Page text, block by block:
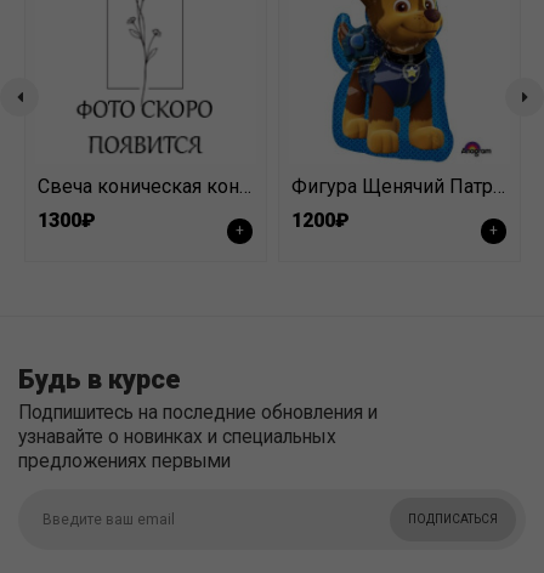
Свеча коническая конус 36 см №7
1300₽
+
Фигура Щенячий Патруль микс
1200₽
+
Будь в курсе
Подпишитесь на последние обновления и
узнавайте о новинках и специальных
предложениях первыми
ПОДПИСАТЬСЯ